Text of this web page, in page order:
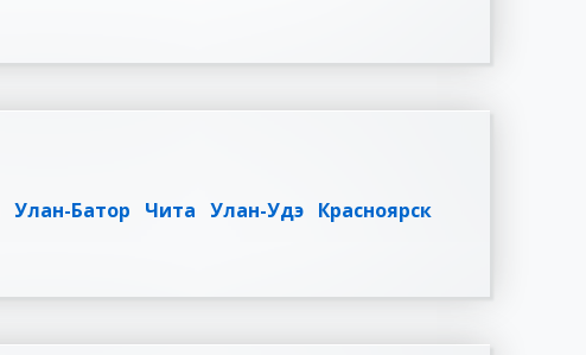
Улан-Батор Чита Улан-Удэ Красноярск